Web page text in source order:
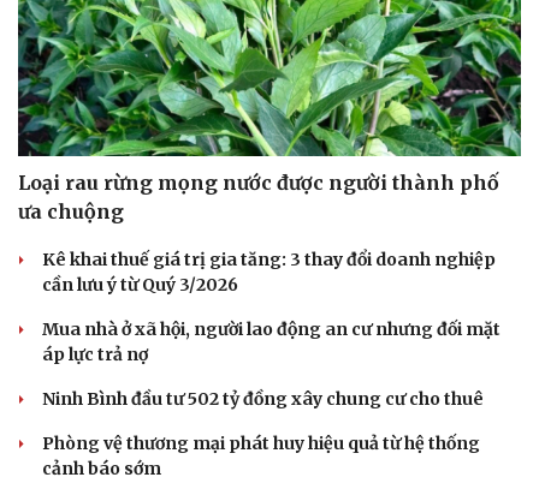
Loại rau rừng mọng nước được người thành phố
ưa chuộng
Kê khai thuế giá trị gia tăng: 3 thay đổi doanh nghiệp
cần lưu ý từ Quý 3/2026
Mua nhà ở xã hội, người lao động an cư nhưng đối mặt
áp lực trả nợ
Ninh Bình đầu tư 502 tỷ đồng xây chung cư cho thuê
Phòng vệ thương mại phát huy hiệu quả từ hệ thống
cảnh báo sớm